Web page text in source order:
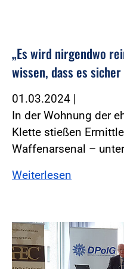
„Es wird nirgendwo
wissen, dass es
01.03.2024 |
In der Wohnung der
Klette stießen
Waffenarsenal –
Weiterlesen